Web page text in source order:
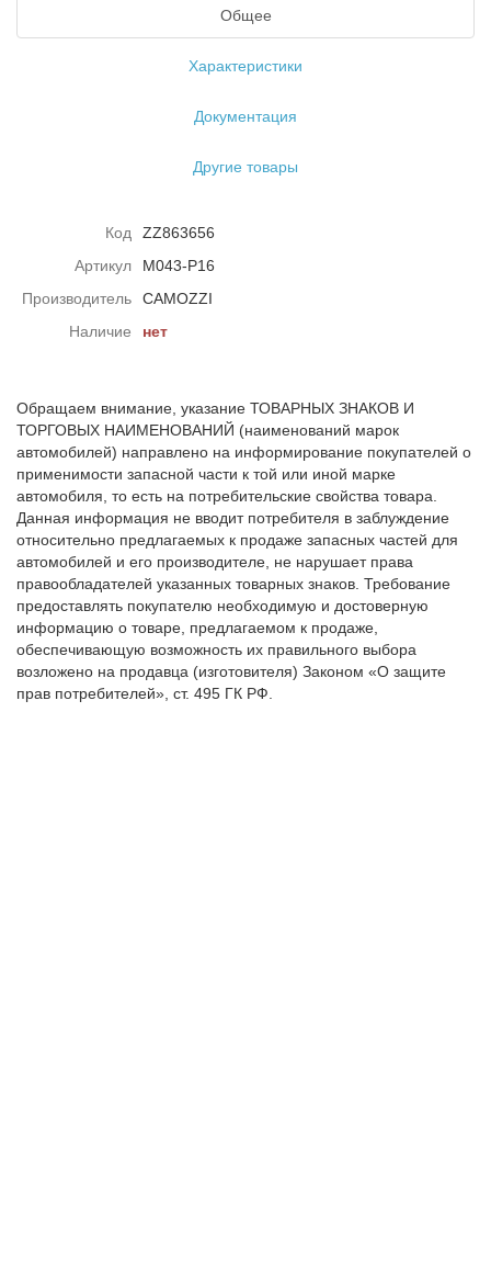
Общее
Характеристики
Документация
Другие товары
Код
ZZ863656
Артикул
M043-P16
Производитель
CAMOZZI
Наличие
нет
Обращаем внимание, указание ТОВАРНЫХ ЗНАКОВ И
ТОРГОВЫХ НАИМЕНОВАНИЙ (наименований марок
автомобилей) направлено на информирование покупателей о
применимости запасной части к той или иной марке
автомобиля, то есть на потребительские свойства товара.
Данная информация не вводит потребителя в заблуждение
относительно предлагаемых к продаже запасных частей для
автомобилей и его производителе, не нарушает права
правообладателей указанных товарных знаков. Требование
предоставлять покупателю необходимую и достоверную
информацию о товаре, предлагаемом к продаже,
обеспечивающую возможность их правильного выбора
возложено на продавца (изготовителя) Законом «О защите
прав потребителей», ст. 495 ГК РФ.